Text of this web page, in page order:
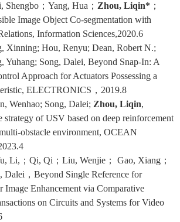
Shengbo ； Yang, Hua ； Zhou, Liqin* ；
Image Object Co-segmentation with
Information Sciences,2020.6
Xinning; Hou, Renyu; Dean, Robert N.;
Yuhang; Song, Dalei, Beyond Snap-In: A
Approach for Actuators Possessing a
ELECTRONICS ， 2019.8
Wenhao; Song, Dalei; Zhou, Liqin,
strategy of USV based on deep reinforcement
obstacle environment, OCEAN
Li, ； Qi, Qi ； Liu, Wenjie ； Gao, Xiang ；
Dalei ， Beyond Single Reference for
Image Enhancement via Comparative
on Circuits and Systems for Video